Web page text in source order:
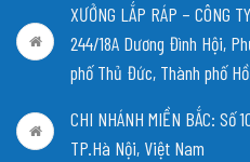
XƯỞNG LẮP RÁP – CÔNG
244/18A Dương Đình Hội,
phố Thủ Đức, Thành phố
CHI NHÁNH MIỀN BẮC: Số
TP.Hà Nội, Việt Nam